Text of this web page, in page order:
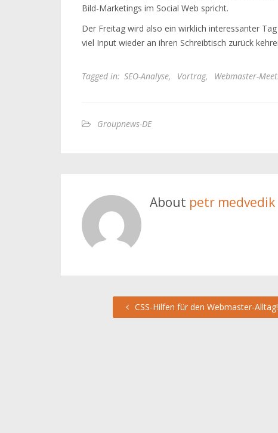
Bild-Marketings im Social Web spricht.
Der Freitag wird also ein wirklich interessanter
viel Input wieder an ihren Schreibtisch zurück
Tagged in: SEO-Analyse, Vortrag, Webmaster-
Groupnews-DE
About petr medvedik
CSS-Hilfen für den Webmaster-Alltag!